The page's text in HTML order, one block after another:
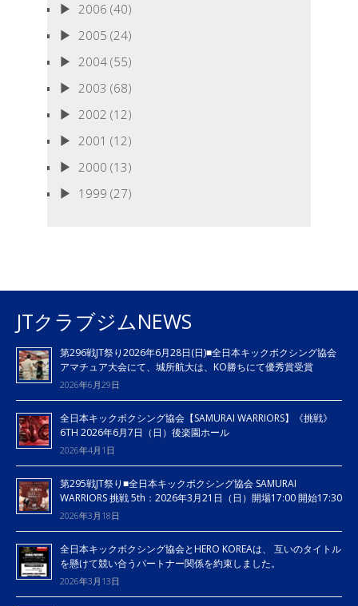
2006 (40)
2005 (24)
2004 (55)
2003 (68)
2002 (12)
2001 (12)
2000 (13)
1999 (27)
JTクラブジムNEWS
第296戦JT祭り2026年6月28日(日)■全日本キックボクシング協会
アマチュア大会にて、城所航大は、KO勝ちにて優秀賞受賞
2026年6月29日
全日本キックボクシング協会【SAMURAI WARRIORS】《挑戦》
6TH 2026年6月7日（日）後楽園ホール
2026年4月1日
第295戦JT祭り■全日本キックボクシング協会 SAMURAI
WARRIORS 挑戦 5th：2026年3月21日（日）開場17:00 開始17:30
2026年3月18日
全日本キックボクシング協会とHERO KOREAは、 互いのタイトル
を懸けて競い合うパートナー関係を約束しました。
2026年3月13日